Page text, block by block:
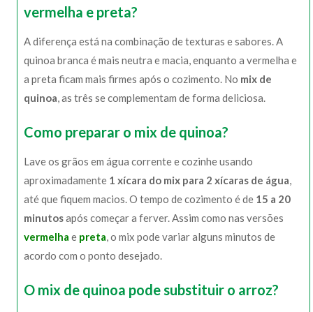
vermelha e preta?
A diferença está na combinação de texturas e sabores. A
quinoa branca é mais neutra e macia, enquanto a vermelha e
a preta ficam mais firmes após o cozimento. No mix de
quinoa , as três se complementam de forma deliciosa.
Como preparar o mix de quinoa?
Lave os grãos em água corrente e cozinhe usando
aproximadamente 1 xícara do mix para 2 xícaras de água
até que fiquem macios. O tempo de cozimento é de 15 a 20
minutosapós começar a ferver. Assim como nas versões
vermelha e preta , o mix pode variar alguns minutos de
acordo com o ponto desejado.
O mix de quinoa pode substituir o arroz?